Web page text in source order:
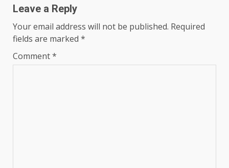
Leave a Reply
Your email address will not be published. Required
fields are marked *
Comment*